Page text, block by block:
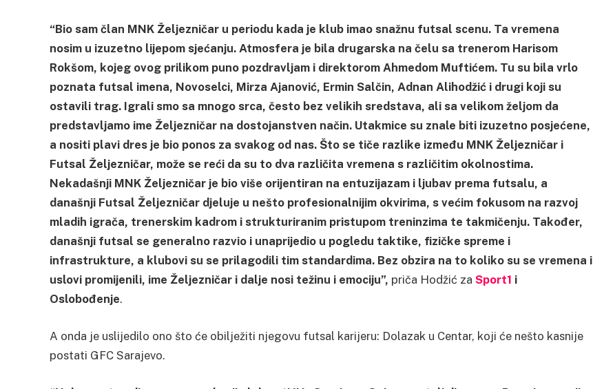
“Bio sam član MNK Željezničar u periodu kada je klub imao snažnu futsal scenu. Ta vremena
nosim u izuzetno lijepom sjećanju. Atmosfera je bila drugarska na čelu sa trenerom Harisom
Rokšom, kojeg ovog prilikom puno pozdravljam i direktorom Ahmedom Muftićem. Tu su bila vrlo
poznata futsal imena, Novoselci, Mirza Ajanović, Ermin Salčin, Adnan Alihodžić i drugi koji su
ostavili trag. Igrali smo sa mnogo srca, često bez velikih sredstava, ali sa velikom željom da
predstavljamo ime Željezničar na dostojanstven način. Utakmice su znale biti izuzetno posjećene,
a nositi plavi dres je bio ponos za svakog od nas. Što se tiče razlike između MNK Željezničar i
Futsal Željezničar, može se reći da su to dva različita vremena s različitim okolnostima.
Nekadašnji MNK Željezničar je bio više orijentiran na entuzijazam i ljubav prema futsalu, a
današnji Futsal Željezničar djeluje u nešto profesionalnijim okvirima, s većim fokusom na razvoj
mladih igrača, trenerskim kadrom i strukturiranim pristupom treninzima te takmičenju. Također,
današnji futsal se generalno razvio i unaprijedio u pogledu taktike, fizičke spreme i
infrastrukture, a klubovi su se prilagodili tim standardima. Bez obzira na to koliko su se vremena i
uslovi promijenili, ime Željezničar i dalje nosi težinu i emociju”, priča Hodžić za Sport1 i
Oslobođenje.
A onda je uslijedilo ono što će obilježiti njegovu futsal karijeru: Dolazak u Centar, koji će nešto kasnije
postati GFC Sarajevo.